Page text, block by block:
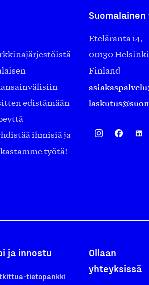
edistämään
ihmisiä ja
työtä!
Eteläranta 14,
00130 Helsinki
Finland
ja innostu
tietopankki
Ollaan
yhteyksissä